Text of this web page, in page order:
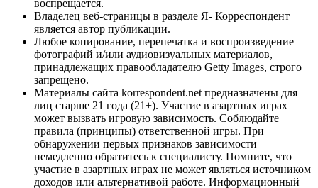
воспрещается.
Владелец веб-страницы в разделе Я- Корреспондент
является автор публикации.
Любое копирование, перепечатка и воспроизведение
фотографий и/или аудиовизуальных материалов,
принадлежащих правообладателю Getty Images, строго
запрещено.
Материалы сайта korrespondent.net предназначены для
лиц старше 21 года (21+). Участие в азартных играх
может вызвать игровую зависимость. Соблюдайте
правила (принципы) ответственной игры. При
обнаружении первых признаков зависимости
немедленно обратитесь к специалисту. Помните, что
участие в азартных играх не может являться источником
доходов или альтернативой работе. Информационный